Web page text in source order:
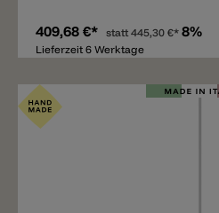
409,68 €* statt445,30 €* 8%
Lieferzeit 6 Werktage